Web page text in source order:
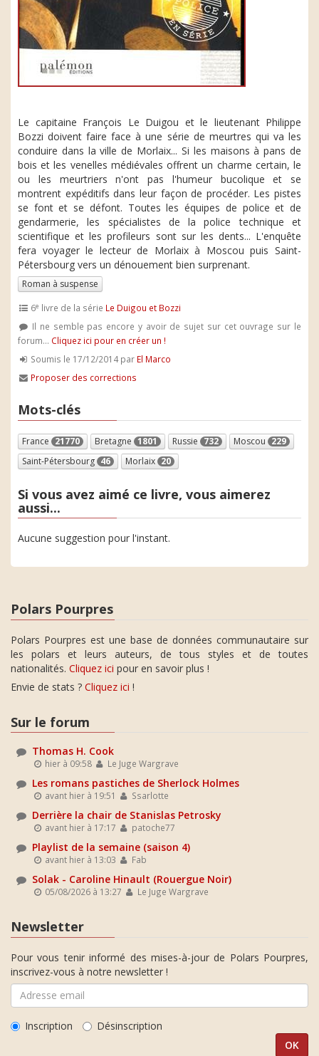
Le capitaine François Le Duigou et le lieutenant Philippe
Bozzi doivent faire face à une série de meurtres qui va les
conduire dans la ville de Morlaix... Si les maisons à pans de
bois et les venelles médiévales offrent un charme certain, le
ou les meurtriers n'ont pas l'humeur bucolique et se
montrent expéditifs dans leur façon de procéder. Les pistes
se font et se défont. Toutes les équipes de police et de
gendarmerie, les spécialistes de la police technique et
scientifique et les profileurs sont sur les dents... L'enquête
fera voyager le lecteur de Morlaix à Moscou puis Saint-
Pétersbourg vers un dénouement bien surprenant.
Roman à suspense
6e livre de la série Le Duigou et Bozzi
Il ne semble pas encore y avoir de sujet sur cet ouvrage sur le
forum... Cliquez ici pour en créer un !
Soumis le 17/12/2014 par El Marco
Proposer des corrections
Mots-clés
France 21770 Bretagne 1801 Russie 732 Moscou 229
Saint-Pétersbourg 46 Morlaix 20
Si vous avez aimé ce livre, vous aimerez
aussi...
Aucune suggestion pour l'instant.
Polars Pourpres
Polars Pourpres est une base de données communautaire sur
les polars et leurs auteurs, de tous styles et de toutes
nationalités. Cliquez ici pour en savoir plus !
Envie de stats ? Cliquez ici !
Sur le forum
Thomas H. Cook
hier à 09:58 Le Juge Wargrave
Les romans pastiches de Sherlock Holmes
avant hier à 19:51 Ssarlotte
Derrière la chair de Stanislas Petrosky
avant hier à 17:17 patoche77
Playlist de la semaine (saison 4)
avant hier à 13:03 Fab
Solak - Caroline Hinault (Rouergue Noir)
05/08/2026 à 13:27 Le Juge Wargrave
Newsletter
Pour vous tenir informé des mises-à-jour de Polars Pourpres,
inscrivez-vous à notre newsletter !
Inscription Désinscription